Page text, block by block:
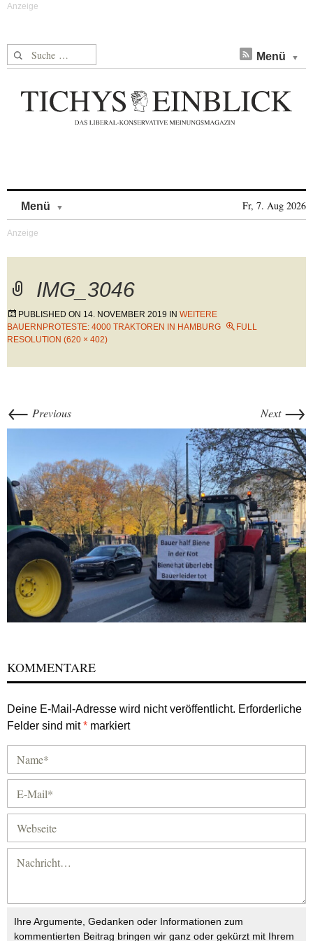
Suche nach: Menü
Menü Fr, 7. Aug 2026
IMG_3046
PUBLISHED ON 14. NOVEMBER 2019 IN WEITERE
BAUERNPROTESTE: 4000 TRAKTOREN IN HAMBURG
FULL
RESOLUTION (620 × 402)
← Previous Next →
KOMMENTARE
Deine E-Mail-Adresse wird nicht veröffentlicht. Erforderliche
Felder sind mit* markiert
Ihre Argumente, Gedanken oder Informationen zum
kommentierten Beitrag bringen wir ganz oder gekürzt mit Ihrem